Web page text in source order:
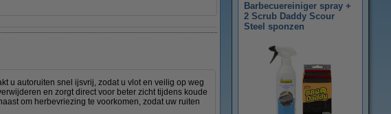
u autoruiten snel ijsvrij, zodat u vlot en veilig op weg
en zorgt direct voor beter zicht tijdens koude
om herbevriezing te voorkomen, zodat uw ruiten
Barbecuereiniger spray +
2 Scrub Daddy Scour
Steel sponzen